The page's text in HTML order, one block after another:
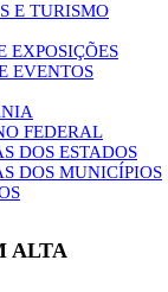
E TURISMO
EXPOSIÇÕES
EVENTOS
FEDERAL
DOS ESTADOS
DOS MUNICÍPIOS
ALTA